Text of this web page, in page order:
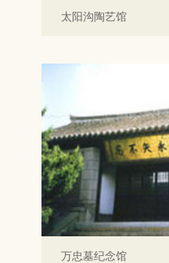
太阳沟陶艺馆
万忠墓纪念馆